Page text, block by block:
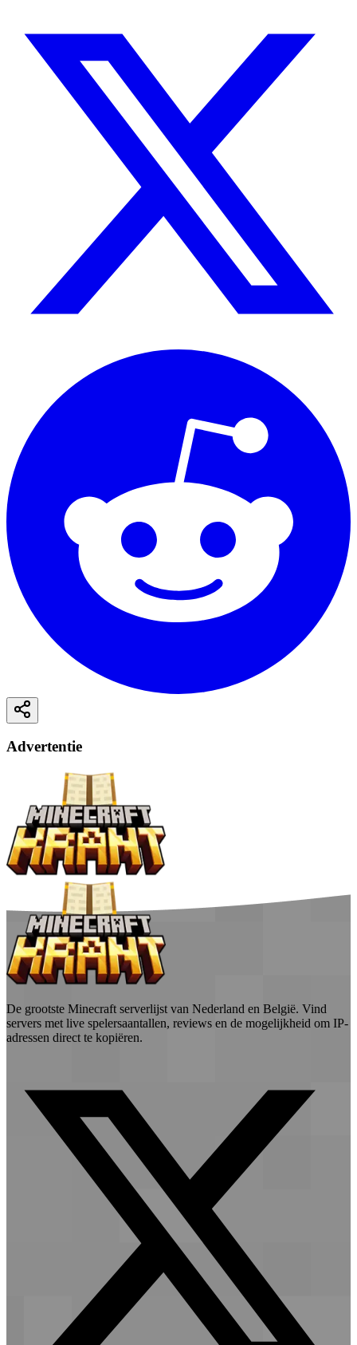
Advertentie
De grootste Minecraft serverlijst van Nederland en België. Vind
servers met live spelersaantallen, reviews en de mogelijkheid om IP-
adressen direct te kopiëren.